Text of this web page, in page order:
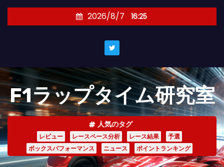
キ
ッ
プ
2026/8/7 16:25
F1ラップタイム研究室
人気のタグ
レビュー レースペース分析 レース結果
予選
ボックスパフォーマンス
ニュース ポイントランキング